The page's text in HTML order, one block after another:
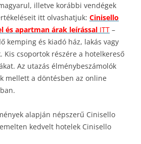
illetve korábbi vendégek
itt olvashatjuk: Cinisello
és apartman árak leírással ITT –
kemping és kiadó ház, lakás vagy
Kis csoportok részére a hotelkereső
Az utazás élménybeszámolók
mellett a döntésben az online
alapján népszerű Cinisello
kedvelt hotelek Cinisello